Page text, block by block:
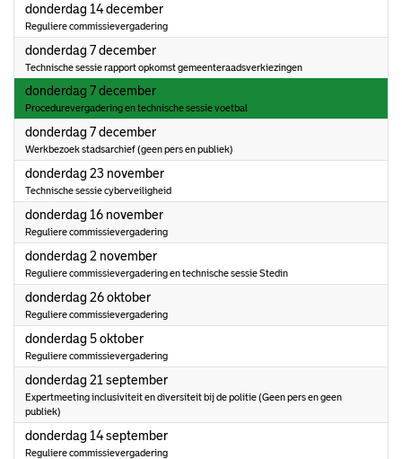
donderdag 14 december2023
Reguliere commissievergadering
donderdag 7 december2023
Technische sessie rapport opkomst gemeenteraadsverkiezingen
donderdag 7 december2023
Procedurevergadering en technische sessie voetbal
donderdag 7 december2023
Werkbezoek stadsarchief (geen pers en publiek)
donderdag 23 november2023
Technische sessie cyberveiligheid
donderdag 16 november2023
Reguliere commissievergadering
donderdag 2 november2023
Reguliere commissievergadering en technische sessie Stedin
donderdag 26 oktober2023
Reguliere commissievergadering
donderdag 5 oktober2023
Reguliere commissievergadering
donderdag 21 september2023
Expertmeeting inclusiviteit en diversiteit bij de politie (Geen pers en geen
publiek)
donderdag 14 september2023
Reguliere commissievergadering